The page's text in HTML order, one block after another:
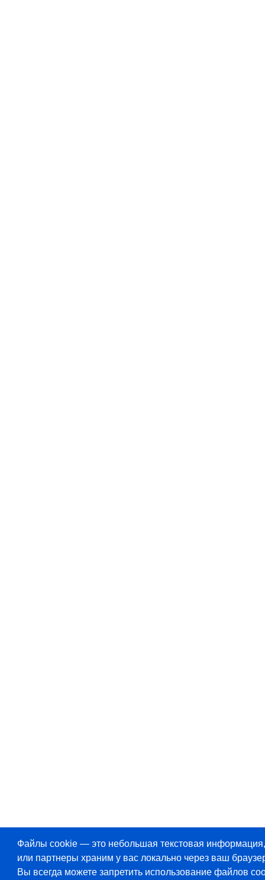
Файлы cookie — это небольшая текстовая
или партнеры храним у вас локально через ваш
Вы всегда можете запретить использование файлов